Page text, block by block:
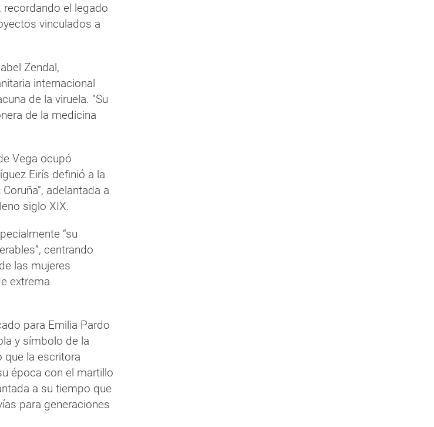
el legado
vinculados a
Zendal,
internacional
de la viruela. “Su
de la medicina
Vega ocupó
Eirís definió a la
adelantada a
siglo XIX.
“su
centrando
las mujeres
extrema
para Emilia Pardo
y símbolo de la
que la escritora
época con el martillo
a su tiempo que
para generaciones